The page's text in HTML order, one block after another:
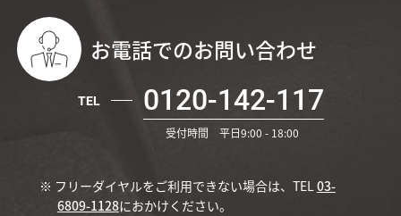
お電話でのお問い合わせ
TEL 0120-142-117
受付時間 平日9:00 - 18:00
※ フリーダイヤルをご利用できない場合は、TEL03-
6809-1128におかけください。